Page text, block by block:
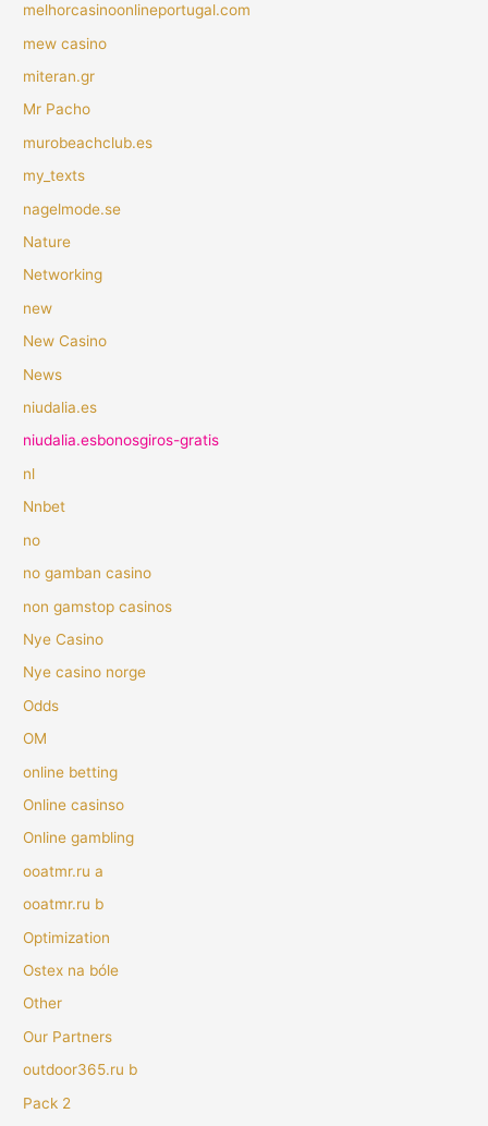
melhorcasinoonlineportugal.com
mew casino
miteran.gr
Mr Pacho
murobeachclub.es
my_texts
nagelmode.se
Nature
Networking
new
New Casino
News
niudalia.es
niudalia.esbonosgiros-gratis
nl
Nnbet
no
no gamban casino
non gamstop casinos
Nye Casino
Nye casino norge
Odds
OM
online betting
Online casinso
Online gambling
ooatmr.ru a
ooatmr.ru b
Optimization
Ostex na bóle
Other
Our Partners
outdoor365.ru b
Pack 2